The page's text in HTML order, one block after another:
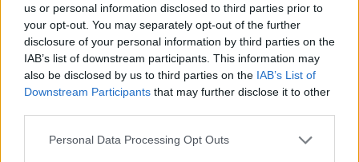
us or personal information disclosed to third parties prior to
your opt-out. You may separately opt-out of the further
disclosure of your personal information by third parties on the
IAB’s list of downstream participants. This information may
also be disclosed by us to third parties on the IAB’s List of
Downstream Participants that may further disclose it to other
Please note that this website/app uses one or more Google
Personal Data Processing Opt Outs